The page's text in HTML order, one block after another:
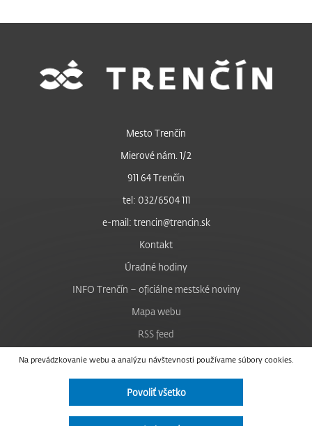
Na prevádzkovanie webu a analýzu návštevnosti používame súbory cookies.
Povoliť všetko
Mesto Trenčín
Mierové nám. 1/2
911 64 Trenčín
tel: 032/6504 111
e-mail: trencin@trencin.sk
Kontakt
Úradné hodiny
INFO Trenčín – oficiálne mestské noviny
Mapa webu
RSS feed
Nastavenie cookies
Facebook
Instagram